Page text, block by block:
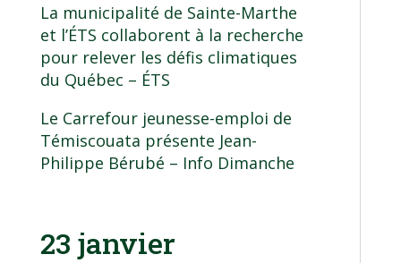
La municipalité de Sainte-Marthe
et l’ÉTS collaborent à la recherche
pour relever les défis climatiques
du Québec – ÉTS
Le Carrefour jeunesse-emploi de
Témiscouata présente Jean-
Philippe Bérubé – Info Dimanche
23 janvier